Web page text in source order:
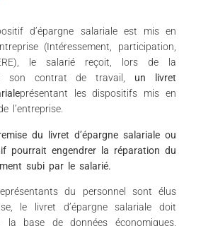
d’épargne salariale est mis en
(Intéressement, participation,
le salarié reçoit, lors de la
son contrat de travail, un livret
présentant les dispositifs mis en
l’entreprise.
du livret d’épargne salariale ou
pourrait engendrer la réparation du
subi par le salarié.
du personnel sont élus
le livret d’épargne salariale doit
base de données économiques,